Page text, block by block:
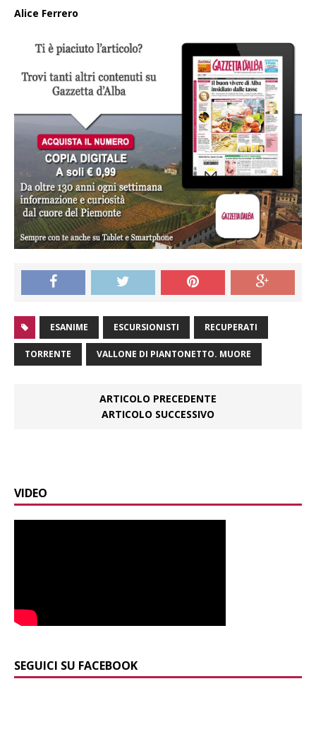
Alice Ferrero
ESANIME ESCURSIONISTI RECUPERATI
TORRENTE VALLONE DI PIANTONETTO. MUORE
ARTICOLO PRECEDENTE
ARTICOLO SUCCESSIVO
VIDEO
SEGUICI SU FACEBOOK